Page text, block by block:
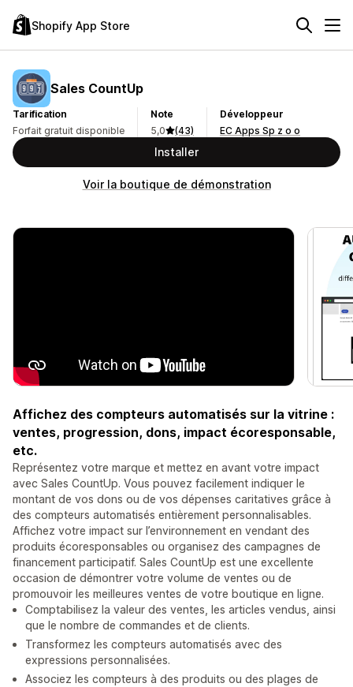
Shopify App Store
Sales CountUp
Tarification
Forfait gratuit disponible
Note
5,0
(43)
Développeur
EC Apps Sp z o o
Installer
Voir la boutique de démonstration
Affichez des compteurs automatisés sur la vitrine :
ventes, progression, dons, impact écoresponsable,
etc.
Représentez votre marque et mettez en avant votre impact
avec Sales CountUp. Vous pouvez facilement indiquer le
montant de vos dons ou de vos dépenses caritatives grâce à
des compteurs automatisés entièrement personnalisables.
Affichez votre impact sur l’environnement en vendant des
produits écoresponsables ou organisez des campagnes de
financement participatif. Sales CountUp est une excellente
occasion de démontrer votre volume de ventes ou de
promouvoir les meilleures ventes de votre boutique en ligne.
Comptabilisez la valeur des ventes, les articles vendus, ainsi
que le nombre de commandes et de clients.
Transformez les compteurs automatisés avec des
expressions personnalisées.
Associez les compteurs à des produits ou des plages de